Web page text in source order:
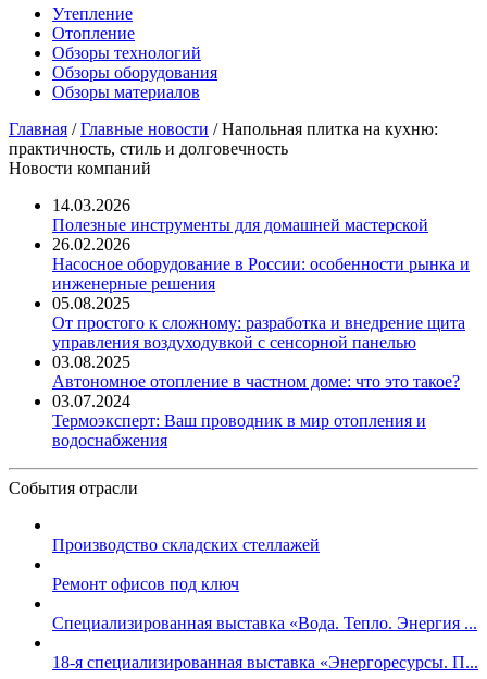
Утепление
Отопление
Обзоры технологий
Обзоры оборудования
Обзоры материалов
Главная /Главные новости /Напольная плитка на кухню:
практичность, стиль и долговечность
Новости компаний
14.03.2026
Полезные инструменты для домашней мастерской
26.02.2026
Насосное оборудование в России: особенности рынка и
инженерные решения
05.08.2025
От простого к сложному: разработка и внедрение щита
управления воздуходувкой с сенсорной панелью
03.08.2025
Автономное отопление в частном доме: что это такое?
03.07.2024
Термоэксперт: Ваш проводник в мир отопления и
водоснабжения
События отрасли
Производство складских стеллажей
Ремонт офисов под ключ
Специализированная выставка «Вода. Тепло. Энергия ...
18-я специализированная выставка «Энергоресурсы. П...